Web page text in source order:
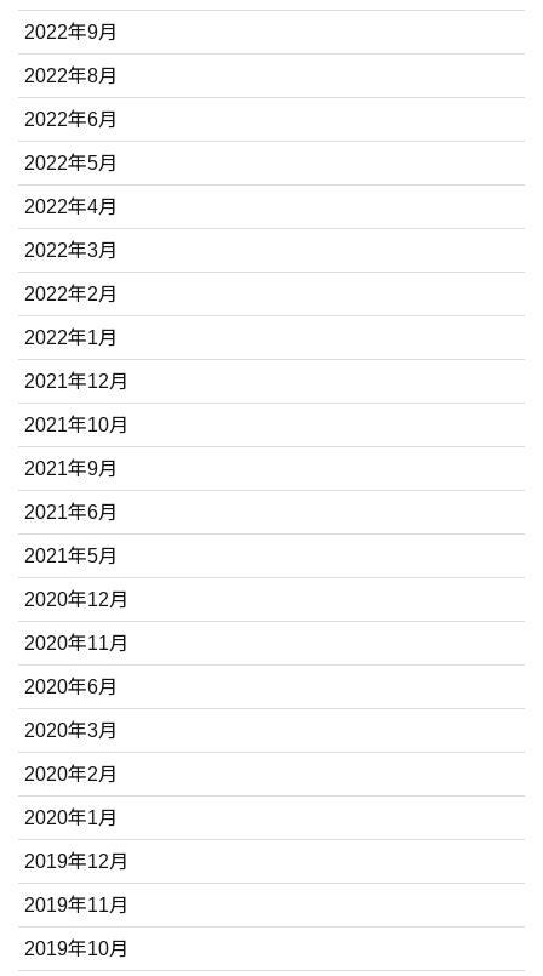
2022年9月
2022年8月
2022年6月
2022年5月
2022年4月
2022年3月
2022年2月
2022年1月
2021年12月
2021年10月
2021年9月
2021年6月
2021年5月
2020年12月
2020年11月
2020年6月
2020年3月
2020年2月
2020年1月
2019年12月
2019年11月
2019年10月